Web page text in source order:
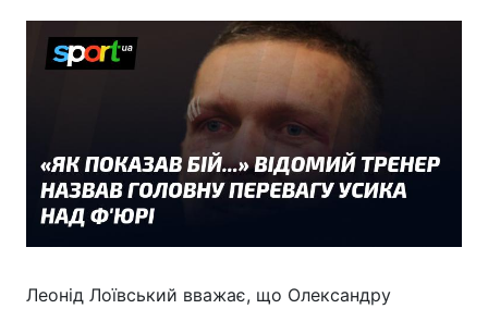
Леонід Лоївський вважає, що Олександру